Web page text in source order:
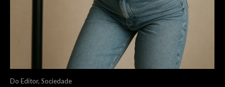
Do Editor, Sociedade